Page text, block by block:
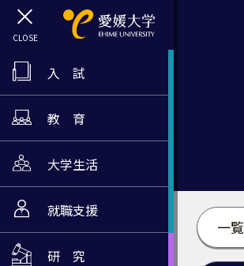
入 試
教 育
大学生活
就職支援
研 究
一